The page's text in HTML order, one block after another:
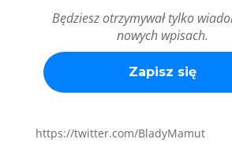
Będziesz otrzymywał tylko
nowych wpisach.
https://twitter.com/BladyMamut